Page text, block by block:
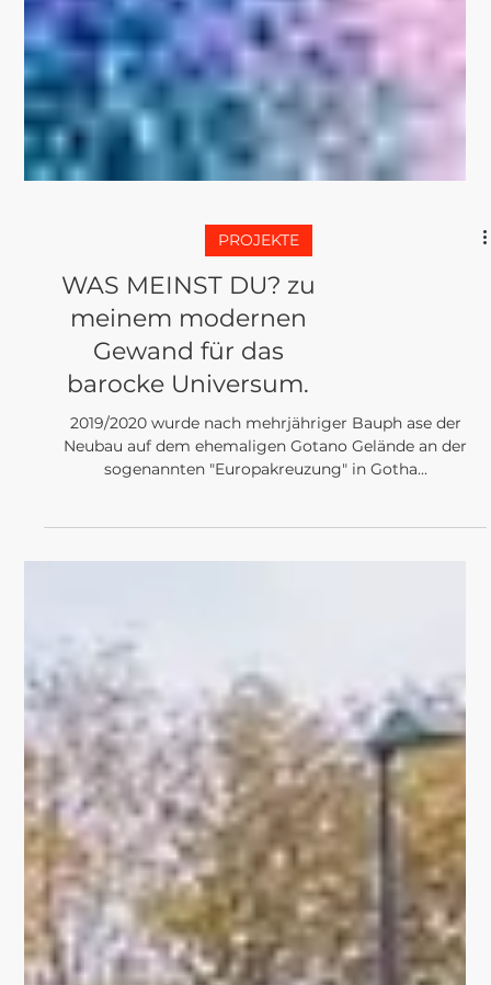
PROJEKTE
WAS MEINST DU? zu
meinem modernen
Gewand für das
barocke Universum.
2019/2020 wurde nach mehrjähriger Bauph ase der
Neubau auf dem ehemaligen Gotano Gelände an der
sogenannten "Europakreuzung" in Gotha...